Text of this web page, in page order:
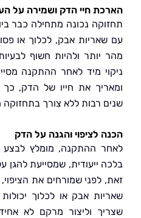
חיי הדק ושמירה על העמידות
נכונה מתחילה כבר ביום
אבק, לכלוך או פסולת
ולהיות חשוף לבעיות כמו
מיד לאחר ההתקנה מסייע
את חייו של הדק, כך שתוכלו
רבות ללא צורך בתחזוקה מוגברת.
לציפוי והגנה על הדק
ההתקנה, מומלץ לבצע ציפוי
ייעודית, שמסייעת להגן עליו
שמורחים את הציפוי, הדק
אבק או לכלוך יכולות למנוע
וליצור מרקם לא אחיד. ניקיון